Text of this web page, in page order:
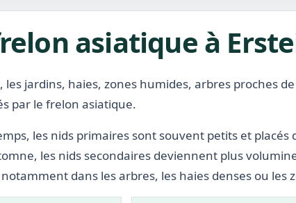
asiatique à
les jardins, haies, zones humides, arbres proches
par le frelon asiatique.
les nids primaires sont souvent petits et placés
les nids secondaires deviennent plus
dans les arbres, les haies denses ou les